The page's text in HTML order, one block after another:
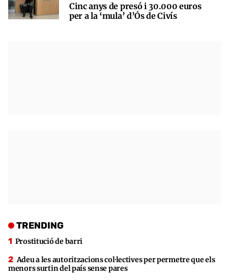
Cinc anys de presó i 30.000 euros
per a la ‘mula’ d’Ós de Civís
TRENDING
Prostitució de barri
Adeu a les autoritzacions col·lectives per permetre que els
menors surtin del país sense pares